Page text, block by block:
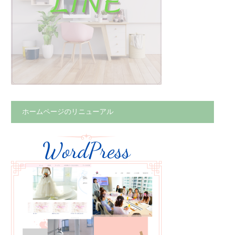
ホームページのリニューアル